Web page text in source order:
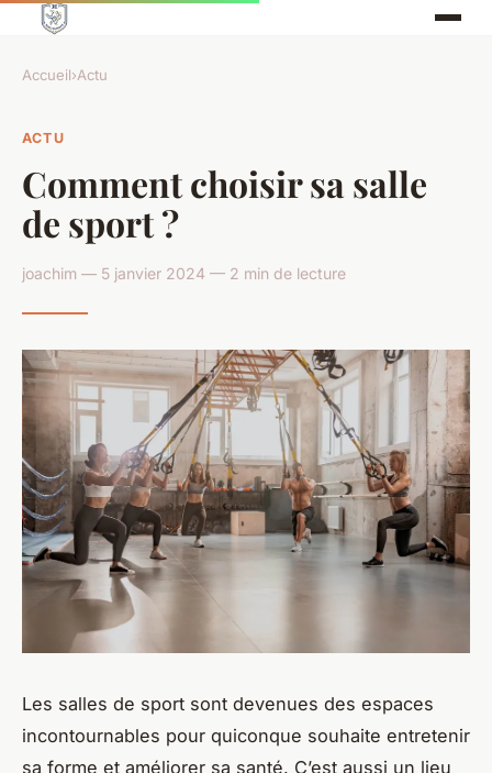
Accueil›Actu
ACTU
Comment choisir sa salle
de sport ?
joachim — 5 janvier 2024 — 2 min de lecture
Les salles de sport sont devenues des espaces
incontournables pour quiconque souhaite entretenir
sa forme et améliorer sa santé. C’est aussi un lieu